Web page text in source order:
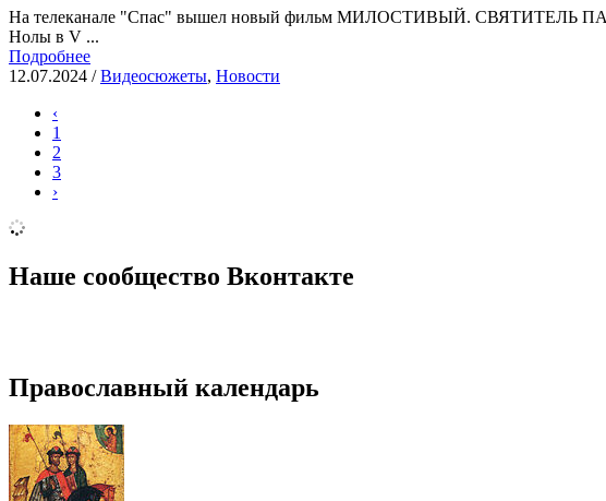
На телеканале "Спас" вышел новый фильм МИЛОСТИВЫЙ. СВЯТИТЕЛЬ
Нолы в V ...
Подробнее
12.07.2024 /Видеосюжеты, Новости
‹
1
2
3
›
Наше сообщество Вконтакте
Православный календарь